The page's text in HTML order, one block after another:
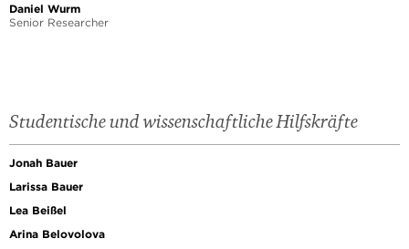
Daniel Wurm
Senior Researcher
Studentische und wissenschaftliche Hilfskräfte
Jonah Bauer
Larissa Bauer
Lea Beißel
Arina Belovolova